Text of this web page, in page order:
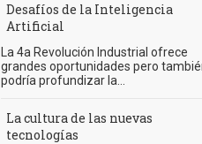
Desafíos de la Inteligencia
Artificial
La 4a Revolución Industrial ofrece
grandes oportunidades pero
podría profundizar la...
La cultura de las nuevas
tecnologías